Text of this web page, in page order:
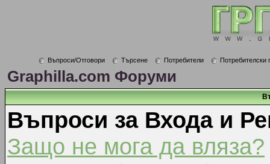
Въпроси/Отговори Търсене Потребители Потребителски
Graphilla.com Форуми
Въпроси за Входа и
Защо не мога да вляза?